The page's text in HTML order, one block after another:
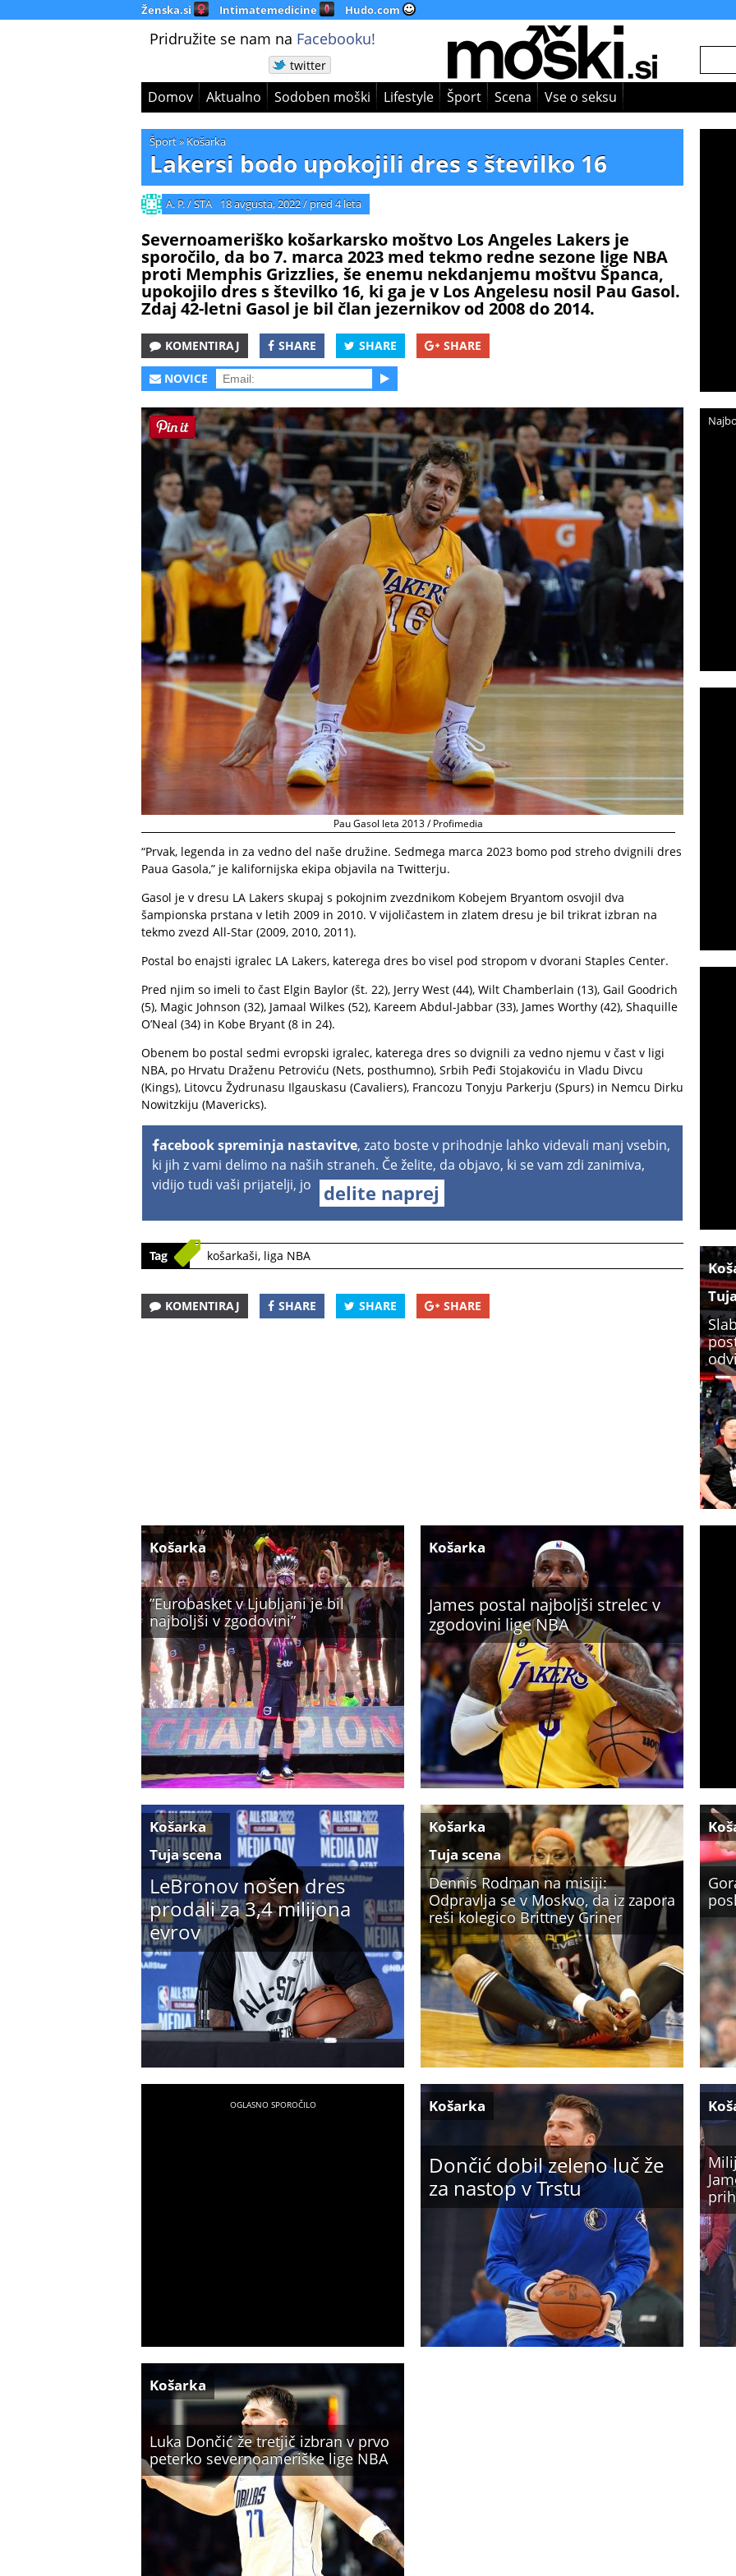
Ženska.si Intimatemedicine Hudo.com
Pridružite se nam na Facebooku!
twitter
Domov Aktualno Sodoben moški Lifestyle Šport Scena Vse o seksu
Šport» Košarka
Lakersi bodo upokojili dres s številko 16
A. P. / STA 18 avgusta, 2022/ pred 4 leta
Severnoameriško košarkarsko moštvo Los Angeles Lakers je
sporočilo, da bo 7. marca 2023 med tekmo redne sezone lige NBA
proti Memphis Grizzlies, še enemu nekdanjemu moštvu Španca,
upokojilo dres s številko 16, ki ga je v Los Angelesu nosil Pau Gasol.
Zdaj 42-letni Gasol je bil član jezernikov od 2008 do 2014.
KOMENTIRAJ SHARE SHARE SHARE
NOVICE
Pau Gasol leta 2013 / Profimedia
“Prvak, legenda in za vedno del naše družine. Sedmega marca 2023 bomo pod streho dvignili dres
Paua Gasola,” je kalifornijska ekipa objavila na Twitterju.
Gasol je v dresu LA Lakers skupaj s pokojnim zvezdnikom Kobejem Bryantom osvojil dva
šampionska prstana v letih 2009 in 2010. V vijoličastem in zlatem dresu je bil trikrat izbran na
tekmo zvezd All-Star (2009, 2010, 2011).
Postal bo enajsti igralec LA Lakers, katerega dres bo visel pod stropom v dvorani Staples Center.
Pred njim so imeli to čast Elgin Baylor (št. 22), Jerry West (44), Wilt Chamberlain (13), Gail Goodrich
(5), Magic Johnson (32), Jamaal Wilkes (52), Kareem Abdul-Jabbar (33), James Worthy (42), Shaquille
O’Neal (34) in Kobe Bryant (8 in 24).
Obenem bo postal sedmi evropski igralec, katerega dres so dvignili za vedno njemu v čast v ligi
NBA, po Hrvatu Draženu Petroviću (Nets, posthumno), Srbih Peđi Stojakoviću in Vladu Divcu
(Kings), Litovcu Žydrunasu Ilgauskasu (Cavaliers), Francozu Tonyju Parkerju (Spurs) in Nemcu Dirku
Nowitzkiju (Mavericks).
acebook spreminja nastavitve, zato boste v prihodnje lahko videvali manj vsebin,
ki jih z vami delimo na naših straneh. Če želite, da objavo, ki se vam zdi zanimiva,
vidijo tudi vaši prijatelji, jo
delite naprej
Tag košarkaši, liga NBA
KOMENTIRAJ SHARE SHARE SHARE
”Eurobasket v Ljubljani je bil
najboljši v zgodovini”
Košarka
James postal najboljši strelec v
zgodovini lige NBA
Košarka
LeBronov nošen dres
prodali za 3,4 milijona
evrov
Košarka
Tuja scena
Dennis Rodman na misiji:
Odpravlja se v Moskvo, da iz zapora
reši kolegico Brittney Griner
Košarka
Tuja scena
Dončić dobil zeleno luč že
za nastop v Trstu
Košarka
Luka Dončić že tretjič izbran v prvo
peterko severnoameriške lige NBA
Košarka